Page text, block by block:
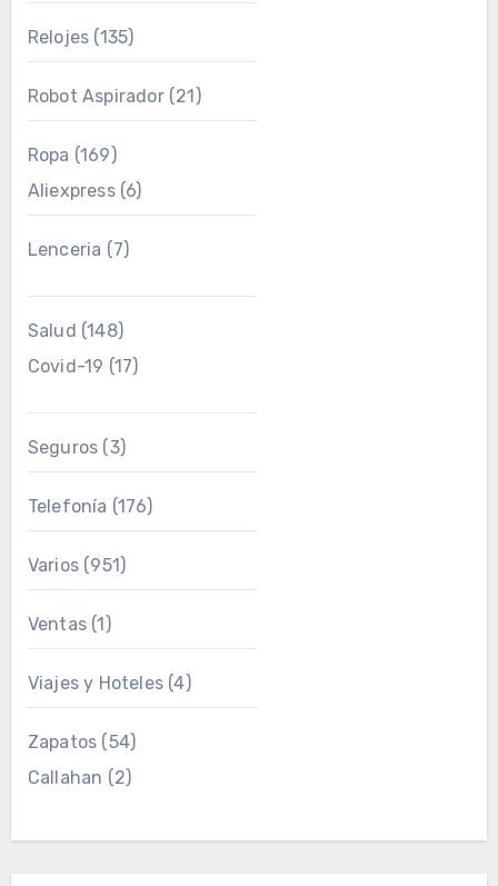
Relojes (135)
Robot Aspirador(21)
Ropa (169)
Aliexpress(6)
Lenceria (7)
Salud (148)
Covid-19 (17)
Seguros (3)
Telefonía (176)
Varios(951)
Ventas(1)
Viajes y Hoteles(4)
Zapatos (54)
Callahan (2)